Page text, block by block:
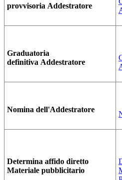
provvisoria Addestratore
Graduatoria
definitiva Addestratore
Nomina dell'Addestratore
Determina affido diretto
Materiale pubblicitario